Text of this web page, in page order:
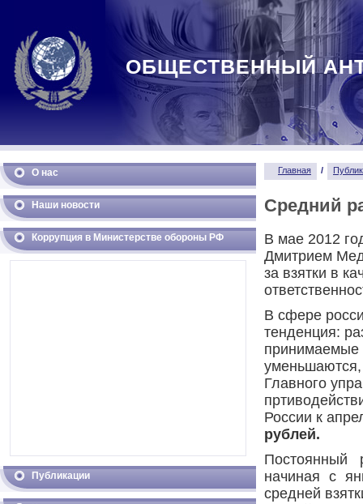
ОБЩЕСТВЕННЫЙ
О нас
Наши новости
Коррупция в Министерстве обороны РФ
Публикации
Главная /
Средний
В мае 2012
Дмитрием
за взятки в
В сфере
тенденция:
принимаемые
Главного
России к
рублей.
Постоянный
начиная с
средней